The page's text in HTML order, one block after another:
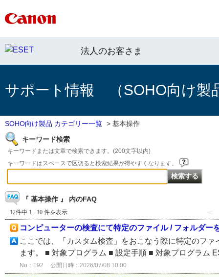
法人のお客さま
サポート情報 （SOHO向け製
SOHO向け製品 カテゴリー一覧 > 基本操作
キーワード検索
キーワードまたは文章で検索できます。(200文字以内)
キーワードはスペースで区切ると検索結果が得やすくなります。
『 基本操作 』 内のFAQ
12件中 1 - 10 件を表示 ≪
コンピューターの検査にて特定のファイル / フォルダー
ここでは、「カスタム検査」をおこなう際に特定のフ
ます。 ■ 対象プログラム ■ 設定手順 ■ 対象プログラム
No：192 公開日時：2026/07/08 10:00